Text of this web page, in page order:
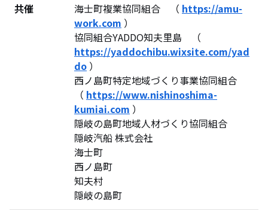
共催 海士町複業協同組合 （ https://amu-
work.com ）
協同組合YADDO知夫里島 （
https://yaddochibu.wixsite.com/yad
do ）
西ノ島町特定地域づくり事業協同組合
（ https://www.nishinoshima-
kumiai.com ）
隠岐の島町地域人材づくり協同組合
隠岐汽船 株式会社
海士町
西ノ島町
知夫村
隠岐の島町